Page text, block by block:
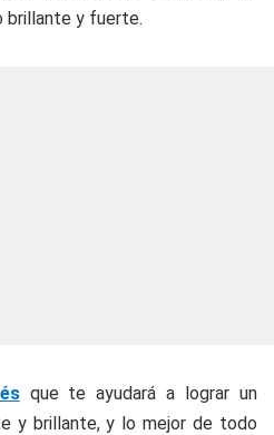
brillante y fuerte.
que te ayudará a lograr un
y brillante, y lo mejor de todo